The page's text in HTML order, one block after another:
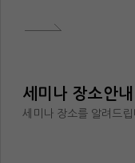
세미나 장소안내
세미나 장소를 알려드립